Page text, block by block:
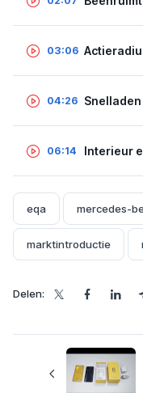
03:06
04:26
06:14 Interieur
eqa mercedes-
marktintroductie
Delen: